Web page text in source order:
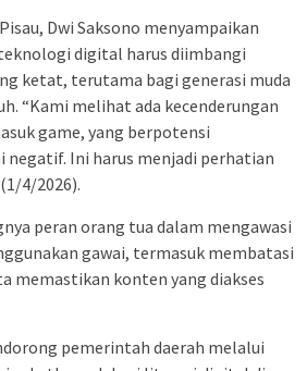
Dwi Saksono menyampaikan
digital harus diimbangi
ketat, terutama bagi generasi muda
“Kami melihat ada kecenderungan
game, yang berpotensi
Ini harus menjadi perhatian
4/2026).
peran orang tua dalam mengawasi
gawai, termasuk membatasi
memastikan konten yang diakses
pemerintah daerah melalui